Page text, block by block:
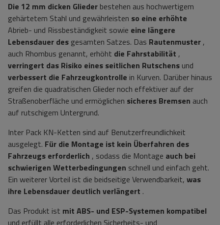
Die 12 mm dicken Glieder bestehen aus hochwertigem
gehärtetem Stahl und gewährleisten so eine erhöhte
Abrieb- und Rissbeständigkeit sowie eine längere
Lebensdauer des gesamten Satzes. Das Rautenmuster ,
auch Rhombus genannt, erhöht die Fahrstabilität ,
verringert das Risiko eines seitlichen Rutschens und
verbessert die Fahrzeugkontrolle in Kurven. Darüber hinaus
greifen die quadratischen Glieder noch effektiver auf der
Straßenoberfläche und ermöglichen sicheres Bremsen auch
auf rutschigem Untergrund.
Inter Pack KN-Ketten sind auf Benutzerfreundlichkeit
ausgelegt. Für die Montage ist kein Überfahren des
Fahrzeugs erforderlich , sodass die Montage auch bei
schwierigen Wetterbedingungen schnell und einfach geht.
Ein weiterer Vorteil ist die beidseitige Verwendbarkeit, was
ihre Lebensdauer deutlich verlängert .
Das Produkt ist mit ABS- und ESP-Systemen kompatibel
und erfüllt alle erforderlichen Sicherheits- und